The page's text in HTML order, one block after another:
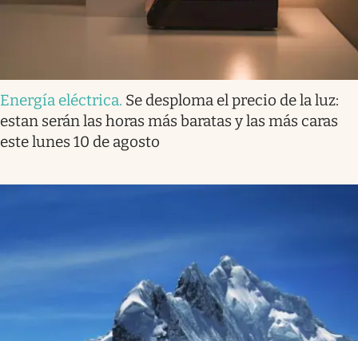
Energía eléctrica. Se desploma el precio de la luz:
estan serán las horas más baratas y las más caras
este lunes 10 de agosto